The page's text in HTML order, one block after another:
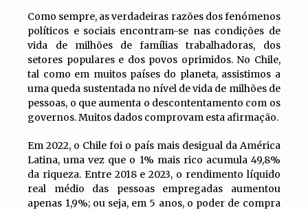
Como sempre, as verdadeiras razões dos fenómenos
políticos e sociais encontram-se nas condições de
vida de milhões de famílias trabalhadoras, dos
setores populares e dos povos oprimidos. No Chile,
tal como em muitos países do planeta, assistimos a
uma queda sustentada no nível de vida de milhões de
pessoas, o que aumenta o descontentamento com os
governos. Muitos dados comprovam esta afirmação.
Em 2022, o Chile foi o país mais desigual da América
Latina, uma vez que o 1% mais rico acumula 49,8%
da riqueza. Entre 2018 e 2023, o rendimento líquido
real médio das pessoas empregadas aumentou
apenas 1,9%; ou seja, em 5 anos, o poder de compra